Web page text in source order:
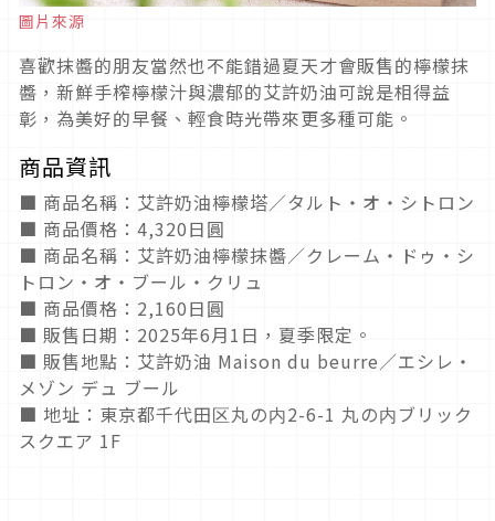
圖片來源
喜歡抹醬的朋友當然也不能錯過夏天才會販售的檸檬抹
醬，新鮮手榨檸檬汁與濃郁的艾許奶油可說是相得益
彰，為美好的早餐、輕食時光帶來更多種可能。
商品資訊
■ 商品名稱：艾許奶油檸檬塔／タルト・オ・シトロン
■ 商品價格：4,320日圓
■ 商品名稱：艾許奶油檸檬抹醬／クレーム・ドゥ・シ
トロン・オ・ブール・クリュ
■ 商品價格：2,160日圓
■ 販售日期：2025年6月1日，夏季限定。
■ 販售地點：艾許奶油 Maison du beurre／エシレ・
メゾン デュ ブール
■ 地址：東京都千代田区丸の内2-6-1 丸の内ブリック
スクエア 1F